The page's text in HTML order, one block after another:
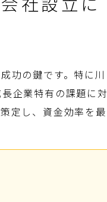
功の鍵です。特に川
企業特有の課題に対
定し、資金効率を最